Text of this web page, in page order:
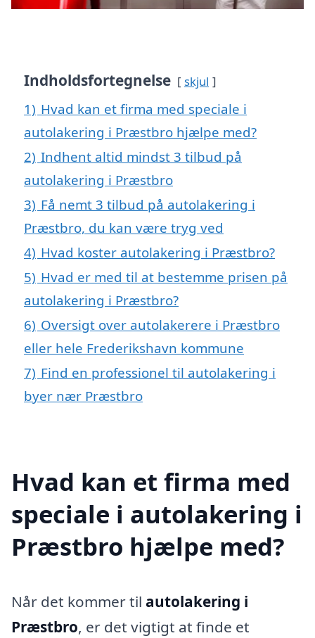
Indholdsfortegnelse skjul
1) Hvad kan et firma med speciale i
autolakering i Præstbro hjælpe med?
2) Indhent altid mindst 3 tilbud på
autolakering i Præstbro
3) Få nemt 3 tilbud på autolakering i
Præstbro, du kan være tryg ved
4) Hvad koster autolakering i Præstbro?
5) Hvad er med til at bestemme prisen på
autolakering i Præstbro?
6) Oversigt over autolakerere i Præstbro
eller hele Frederikshavn kommune
7) Find en professionel til autolakering i
byer nær Præstbro
Hvad kan et firma med
speciale i autolakering i
Præstbro hjælpe med?
Når det kommer til autolakering i
Præstbro, er det vigtigt at finde et